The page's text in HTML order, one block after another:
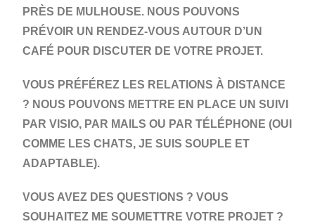
PRÈS DE MULHOUSE. NOUS POUVONS
PRÉVOIR UN RENDEZ-VOUS AUTOUR D’UN
CAFÉ POUR DISCUTER DE VOTRE PROJET.
VOUS PRÉFÉREZ LES RELATIONS À DISTANCE
? NOUS POUVONS METTRE EN PLACE UN SUIVI
PAR VISIO, PAR MAILS OU PAR TÉLÉPHONE (OUI
COMME LES CHATS, JE SUIS SOUPLE ET
ADAPTABLE).
VOUS AVEZ DES QUESTIONS ? VOUS
SOUHAITEZ ME SOUMETTRE VOTRE PROJET ?